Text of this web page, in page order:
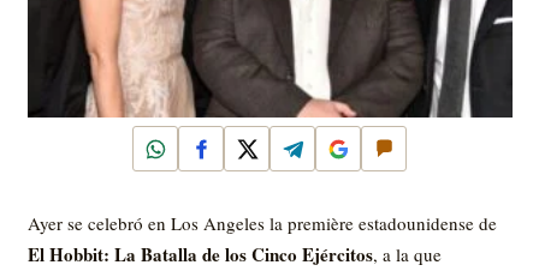
WhatsAppFacebook
X TelegramGoogleComentar
Ayer se celebró en Los Angeles la première estadounidense de
El Hobbit: La Batalla de los Cinco Ejércitos, a la que